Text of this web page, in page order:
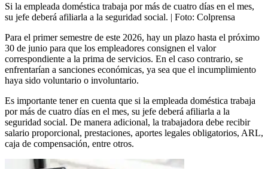
Si la empleada doméstica trabaja por más de cuatro días en el mes,
su jefe deberá afiliarla a la seguridad social. | Foto: Colprensa
Para el primer semestre de este 2026, hay un plazo hasta el próximo
30 de junio para que los empleadores consignen el valor
correspondiente a la prima de servicios. En el caso contrario, se
enfrentarían a sanciones económicas, ya sea que el incumplimiento
haya sido voluntario o involuntario.
Es importante tener en cuenta que si la empleada doméstica trabaja
por más de cuatro días en el mes, su jefe deberá afiliarla a la
seguridad social. De manera adicional, la trabajadora debe recibir
salario proporcional, prestaciones, aportes legales obligatorios, ARL,
caja de compensación, entre otros.